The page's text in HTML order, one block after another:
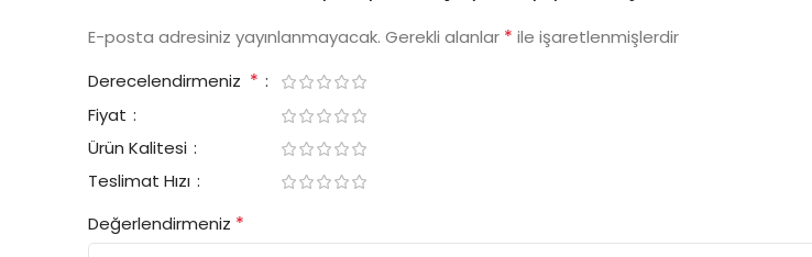
E-posta adresiniz yayınlanmayacak. Gerekli alanlar * ile işaretlenmişlerdir
Derecelendirmeniz *
Fiyat
Ürün Kalitesi
Teslimat Hızı
Değerlendirmeniz *